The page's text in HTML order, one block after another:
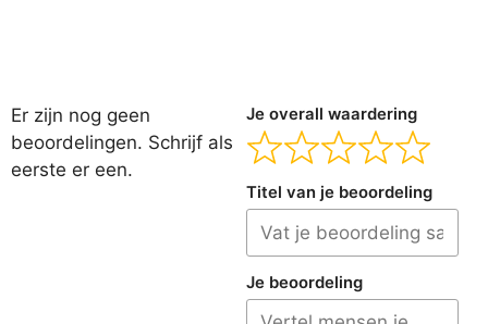
Er zijn nog geen
beoordelingen. Schrijf als
eerste er een.
Je overall waardering
Titel van je beoordeling
Je beoordeling